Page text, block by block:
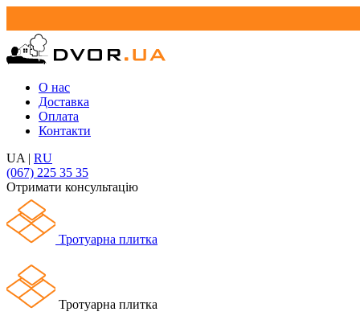
О нас
Доставка
Оплата
Контакти
UA | RU
(067) 225 35 35
Отримати консультацію
Тротуарна плитка
Тротуарна плитка